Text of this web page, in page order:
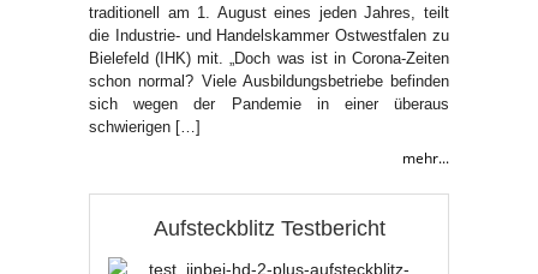
traditionell am 1. August eines jeden Jahres, teilt
die Industrie- und Handelskammer Ostwestfalen zu
Bielefeld (IHK) mit. „Doch was ist in Corona-Zeiten
schon normal? Viele Ausbildungsbetriebe befinden
sich wegen der Pandemie in einer überaus
schwierigen […]
mehr...
Aufsteckblitz Testbericht